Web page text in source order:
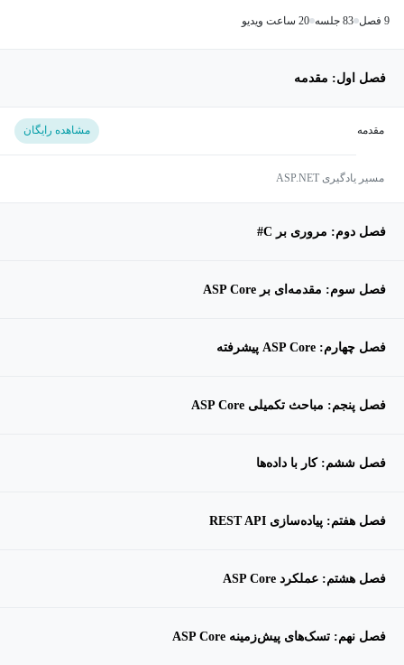
9 فصل 83 جلسه 20 ساعت ویدیو
فصل اول: مقدمه
مقدمه مشاهده رایگان
مسیر یادگیری ASP.NET
فصل دوم: مروری بر C#
فصل سوم: مقدمه‌ای بر ASP Core
فصل چهارم: ASP Core پیشرفته
فصل پنجم: مباحث تکمیلی ASP Core
فصل ششم: کار با داده‌ها
فصل هفتم: پیاده‌سازی REST API
فصل هشتم: عملکرد ASP Core
فصل نهم: تسک‌های پیش‌زمینه ASP Core